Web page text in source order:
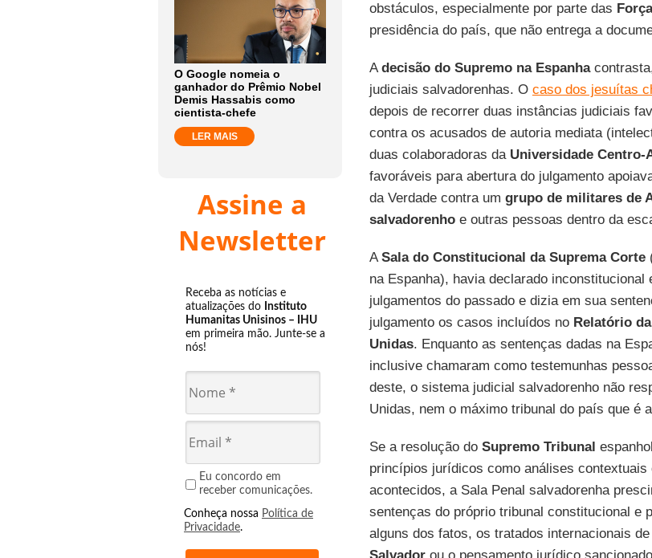
O Google nomeia o
ganhador do Prêmio Nobel
Demis Hassabis como
cientista-chefe
LER MAIS
Assine a
Newsletter
Receba as notícias e
atualizações do Instituto
Humanitas Unisinos – IHU
em primeira mão. Junte-se a
nós!
Eu concordo em
receber comunicações.
Conheça nossa Política de
Privacidade.
obstáculos, especialmente por parte das
presidência do país, que não entrega a
Adecisão do Supremo na Espanha
judiciais salvadorenhas. O caso dos jesuítas
depois de recorrer duas instâncias judiciais
contra os acusados de autoria mediata
duas colaboradoras da Universidade Centro-
favoráveis para abertura do julgamento
da Verdade contra um grupo de militares de
salvadorenhoe outras pessoas dentro da
ASala do Constitucional da Suprema Corte
na Espanha), havia declarado
julgamentos do passado e dizia em sua
julgamento os casos incluídos no Relatório
Unidas. Enquanto as sentenças dadas na
inclusive chamaram como testemunhas
deste, o sistema judicial salvadorenho não
Unidas, nem o máximo tribunal do país que é
Se a resolução do Supremo Tribunal
princípios jurídicos como análises
acontecidos, a Sala Penal salvadorenha
sentenças do próprio tribunal constitucional e
alguns dos fatos, os tratados internacionais de